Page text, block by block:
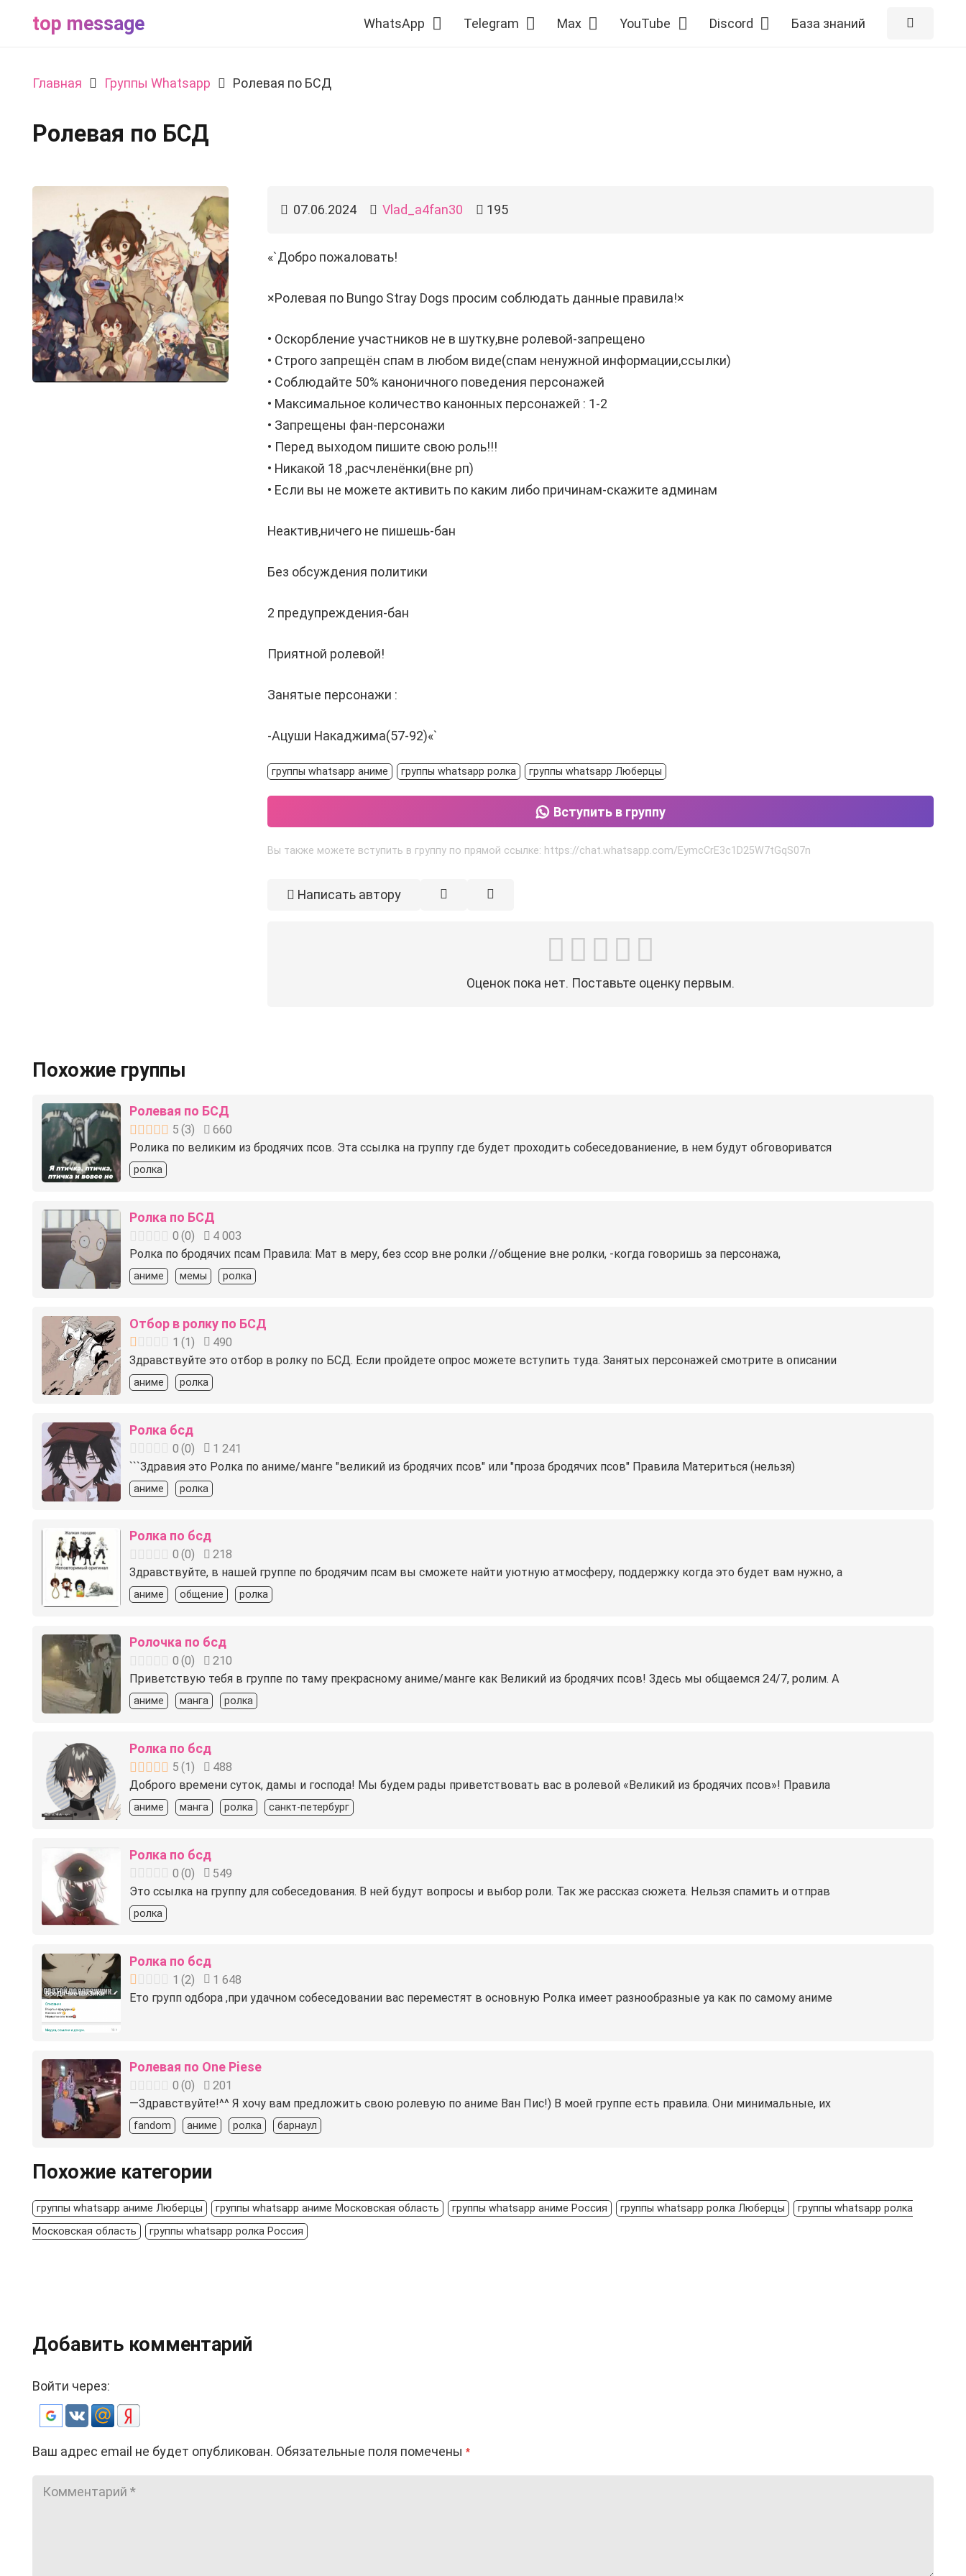
top message WhatsApp Telegram Max YouTube Discord База знаний
Главная Группы Whatsapp Ролевая по БСД
Ролевая по БСД
07.06.2024 Vlad_a4fan30 195
«`Добро пожаловать!
×Ролевая по Bungo Stray Dogs просим соблюдать данные правила!×
• Оскорбление участников не в шутку,вне ролевой-запрещено
• Строго запрещён спам в любом виде(спам ненужной информации,ссылки)
• Соблюдайте 50% каноничного поведения персонажей
• Максимальное количество канонных персонажей : 1-2
• Запрещены фан-персонажи
• Перед выходом пишите свою роль!!!
• Никакой 18 ,расчленёнки(вне рп)
• Если вы не можете активить по каким либо причинам-скажите админам
Неактив,ничего не пишешь-бан
Без обсуждения политики
2 предупреждения-бан
Приятной ролевой!
Занятые персонажи :
-Ацуши Накаджима(57-92)«`
группы whatsapp аниме группы whatsapp ролка группы whatsapp Люберцы
Вступить в группу
Вы также можете вступить в группу по прямой ссылке: https://chat.whatsapp.com/EymcCrE3c1D25W7tGqS07n
Написать автору
Оценок пока нет. Поставьте оценку первым.
Похожие группы
Ролевая по БСД
5 (3)
660
Ролика по великим из бродячих псов. Эта ссылка на группу где будет проходить собеседованиение, в нем будут обговориватся
ролка
Ролка по БСД
0 (0)
4 003
Ролка по бродячих псам Правила: Мат в меру, без ссор вне ролки //общение вне ролки, -когда говоришь за персонажа,
аниме мемы ролка
Отбор в ролку по БСД
1 (1)
490
Здравствуйте это отбор в ролку по БСД. Если пройдете опрос можете вступить туда. Занятых персонажей смотрите в описании
аниме ролка
Ролка бсд
0 (0)
1 241
```Здравия это Ролка по аниме/манге "великий из бродячих псов" или "проза бродячих псов" Правила Материться (нельзя)
аниме ролка
Ролка по бсд
0 (0)
218
Здравствуйте, в нашей группе по бродячим псам вы сможете найти уютную атмосферу, поддержку когда это будет вам нужно, а
аниме общение ролка
Ролочка по бсд
0 (0)
210
Приветствую тебя в группе по таму прекрасному аниме/манге как Великий из бродячих псов! Здесь мы общаемся 24/7, ролим. А
аниме манга ролка
Ролка по бсд
5 (1)
488
Доброго времени суток, дамы и господа! Мы будем рады приветствовать вас в ролевой «Великий из бродячих псов»! Правила
аниме манга ролка санкт-петербург
Ролка по бсд
0 (0)
549
Это ссылка на группу для собеседования. В ней будут вопросы и выбор роли. Так же рассказ сюжета. Нельзя спамить и отправ
ролка
Ролка по бсд
1 (2)
1 648
Ето групп одбора ,при удачном собеседовании вас переместят в основную Ролка имеет разнообразные уа как по самому аниме
Ролевая по One Piese
0 (0)
201
—Здравствуйте!^^ Я хочу вам предложить свою ролевую по аниме Ван Пис!) В моей группе есть правила. Они минимальные, их
fandom аниме ролка барнаул
Похожие категории
группы whatsapp аниме Люберцы группы whatsapp аниме Московская область группы whatsapp аниме Россия группы whatsapp ролка Люберцы
группы whatsapp ролка
Московская область
группы whatsapp ролка Россия
Добавить комментарий
Войти через:
Ваш адрес email не будет опубликован. Обязательные поля помечены *